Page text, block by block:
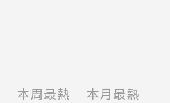
本周最熱 本月最熱